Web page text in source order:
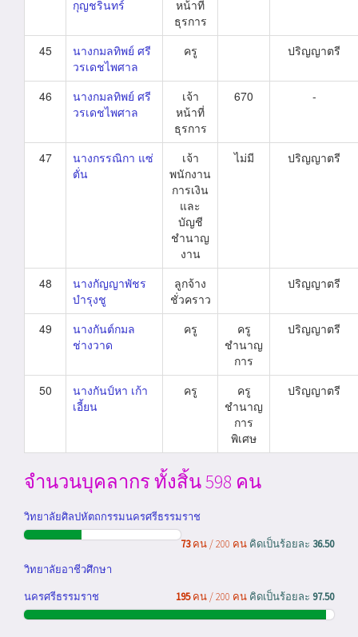
กุญชรินทร์
หน้าที่
ธุรการ
45
นางกมลทิพย์ ศรี
วรเดชไพศาล
ครู ปริญญาตรี
46
นางกมลทิพย์ ศรี
วรเดชไพศาล
เจ้า
หน้าที่
ธุรการ
670 -
47
นางกรรณิกา แซ่
ตั่น
เจ้า
พนักงาน
การเงิน
และ
บัญชี
ชำนาญ
งาน
ไม่มี ปริญญาตรี
48
นางกัญญาพัชร
บำรุงชู
ลูกจ้าง
ชั่วคราว
ปริญญาตรี
49
นางกันต์กมล
ช่างวาด
ครู
ครู
ชำนาญ
การ
ปริญญาตรี
50
นางกันป์หา เก้า
เอี้ยน
ครู
ครู
ชำนาญ
การ
พิเศษ
ปริญญาตรี
จำนวนบุคลากร ทั้งสิ้น 598 คน
วิทยาลัยศิลปหัตถกรรมนครศรีธรรมราช
73คน / 200 คน คิดเป็นร้อยละ 36.50
วิทยาลัยอาชีวศึกษา
นครศรีธรรมราช
195คน / 200 คน คิดเป็นร้อยละ 97.50